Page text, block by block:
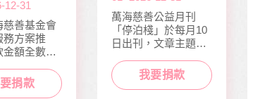
12-31
慈善基金會
務方案推
金額全數用
球升空、
在醫起、愛
捐款
萬海慈善公益月刊
「停泊棧」於每月10
日出刊，文章主題包
靈、健康、人文傳遞
正能量及價值觀，是
我要捐款